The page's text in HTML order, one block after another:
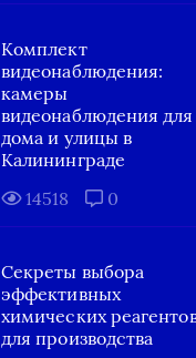
Комплект
видеонаблюдения:
камеры
видеонаблюдения для
дома и улицы в
Калининграде
14518
0
Секреты выбора
эффективных
химических
для производства